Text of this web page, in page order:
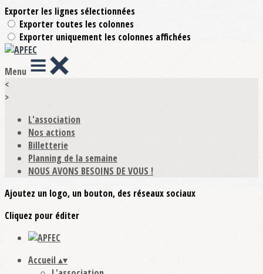
Exporter les lignes sélectionnées
Exporter toutes les colonnes
Exporter uniquement les colonnes affichées
Menu
<
>
L'association
Nos actions
Billetterie
Planning de la semaine
NOUS AVONS BESOINS DE VOUS !
Ajoutez un logo, un bouton, des réseaux sociaux
Cliquez pour éditer
Accueil ▴▾